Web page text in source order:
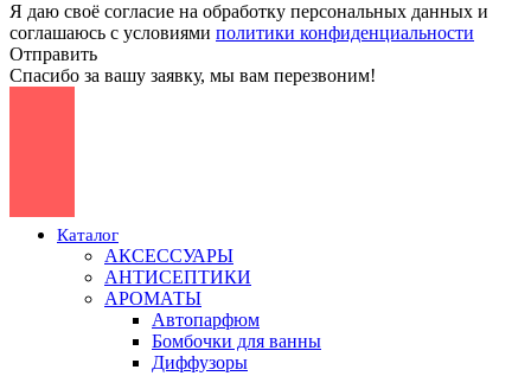
Я даю своё согласие на обработку персональных данных и
соглашаюсь с условиями политики конфиденциальности
Отправить
Спасибо за вашу заявку, мы вам перезвоним!
Каталог
АКСЕССУАРЫ
АНТИСЕПТИКИ
АРОМАТЫ
Автопарфюм
Бомбочки для ванны
Диффузоры